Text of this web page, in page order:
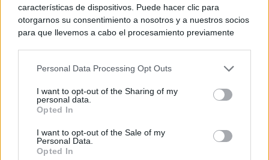
características de dispositivos. Puede hacer clic para
otorgarnos su consentimiento a nosotros y a nuestros socios
para que llevemos a cabo el procesamiento previamente
negar su consentimiento. Tenga en cuenta que algún
de su consentimiento, pero usted tiene el derecho de
rechazar tal procesamiento. Sus preferencias se aplicarán
cualquier momento entrando de nuevo en este sitio web o
visitando nuestra política de privacidad.
Personal Data Processing Opt Outs
I want to opt-out of the Sharing of my
personal data.
Opted In
I want to opt-out of the Sale of my
Personal Data.
Opted In